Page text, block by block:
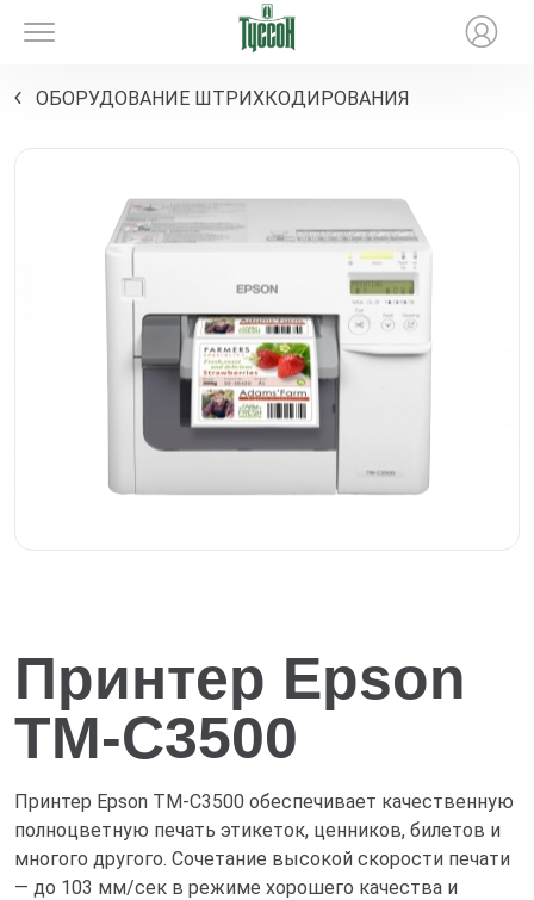
ОБОРУДОВАНИЕ ШТРИХКОДИРОВАНИЯ
Принтер Epson
TM-C3500
Принтер Epson TM-C3500 обеспечивает качественную
полноцветную печать этикеток, ценников, билетов и
многого другого. Сочетание высокой скорости печати
— до 103 мм/сек в режиме хорошего качества и